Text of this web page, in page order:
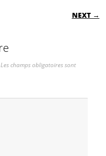
NEXT →
Les champs obligatoires sont